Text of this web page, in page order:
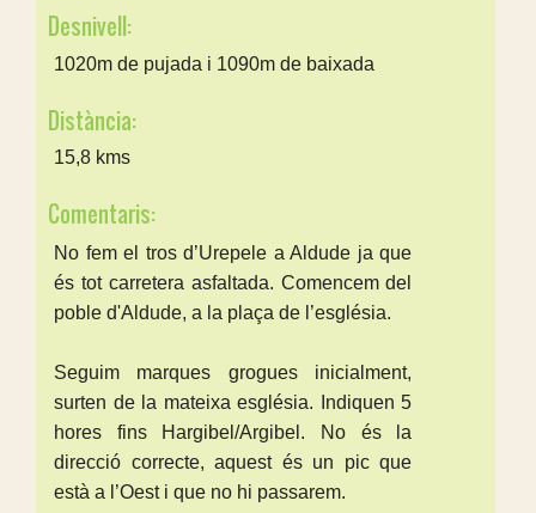
Desnivell:
1020m de pujada i 1090m de baixada
Distància:
15,8 kms
Comentaris:
No fem el tros d’Urepele a Aldude ja que
és tot carretera asfaltada. Comencem del
poble d'Aldude, a la plaça de l’església.
Seguim marques grogues inicialment,
surten de la mateixa església. Indiquen 5
hores fins Hargibel/Argibel. No és la
direcció correcte, aquest és un pic que
està a l’Oest i que no hi passarem.